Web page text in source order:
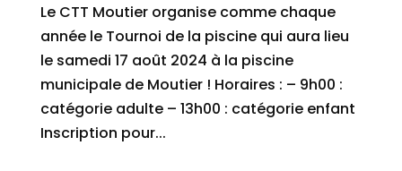
Le CTT Moutier organise comme chaque
année le Tournoi de la piscine qui aura lieu
le samedi 17 août 2024 à la piscine
municipale de Moutier ! Horaires : – 9h00 :
catégorie adulte – 13h00 : catégorie enfant
Inscription pour...